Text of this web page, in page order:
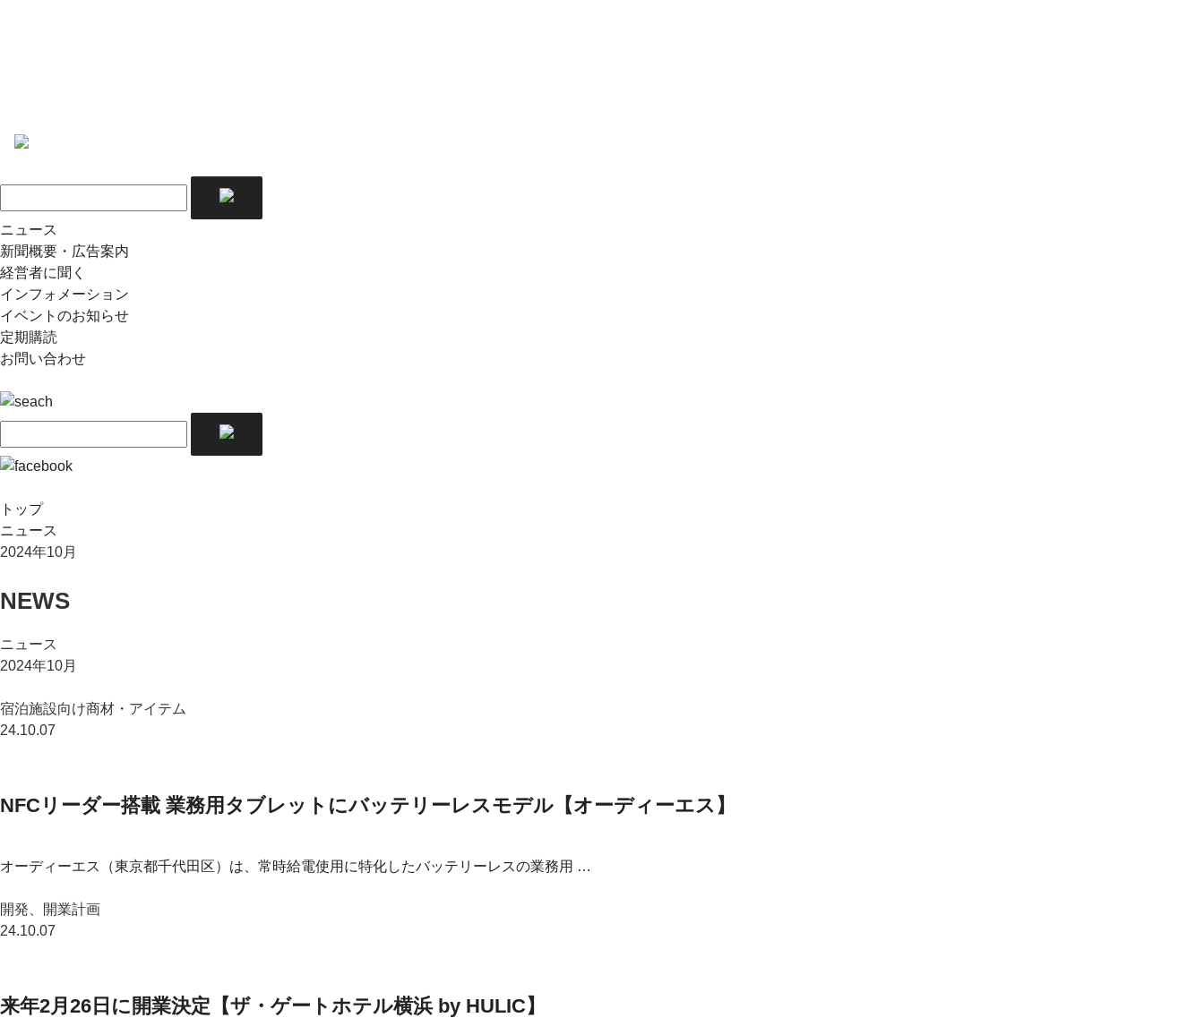
ニュース
新聞概要・広告案内
経営者に聞く
インフォメーション
イベントのお知らせ
定期購読
お問い合わせ
トップ
ニュース
2024年10月
NEWS
ニュース
2024年10月
宿泊施設向け商材・アイテム
24.10.07
NFCリーダー搭載 業務用タブレットにバッテリーレスモデル【オーディーエス】
オーディーエス（東京都千代田区）は、常時給電使用に特化したバッテリーレスの業務用 …
開発、開業計画
24.10.07
来年2月26日に開業決定【ザ・ゲートホテル横浜 by HULIC】